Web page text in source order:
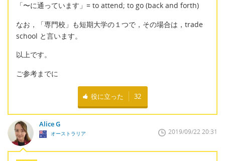
「〜に通っています」= to attend; to go (back and forth)
なお，「専門校」も短期大学の１つで，その場合は，trade
school と言います。
以上です。
ご参考までに
役に立った 32
Alice G
オーストラリア 2019/09/22 20:31